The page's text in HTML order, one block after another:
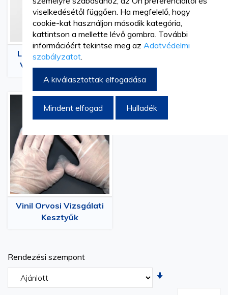
Latex és nitril vizsgáló kesztyűk
Steril sebészeti kesztyűk
Vinil vizsgáló kesztyűk
egy helyen elérhető. Termékeink szigorú minőségi
feletti rendelések esetén ingyenes szállítást kínálunk, és
1-7 napos szállítást világszerte. Adjon le egy rendelést
most!
Latex és Nitril Orvosi
Vizsgálati Kesztyűk
Kesztyűk
Vinil Orvosi Vizsgálati
Kesztyűk
Rendezési szempont
viselkedésétől függően. Ha megfelelő, hogy
cookie-kat használjon második kategória,
kattintson a mellette lévő gombra. További
információért tekintse meg az Adatvédelmi
szabályzatot.
A kiválasztottak elfogadása
Mindent elfogad Hulladék